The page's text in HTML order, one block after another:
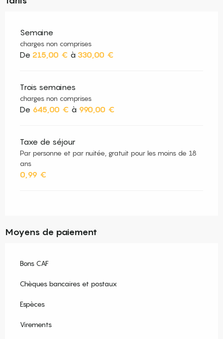
Semaine
charges non comprises
De 215,00 € à 330,00 €
Trois semaines
charges non comprises
De 645,00 € à 990,00 €
Taxe de séjour
Par personne et par nuitée, gratuit pour les moins de 18
ans
0,99 €
Moyens de paiement
Bons CAF
Chèques bancaires et postaux
Espèces
Virements